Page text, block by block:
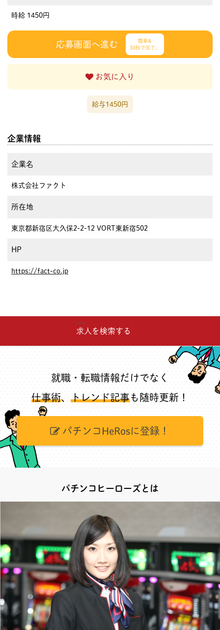
時給 1450円
応募画面へ進む
簡単&
30秒で完了♩
お気に入り
給与1450円
企業情報
企業名
株式会社ファクト
所在地
東京都新宿区大久保2-2-12 VORT東新宿502
HP
https://fact-co.jp
求人を検索する
就職・転職情報だけでなく
仕事術、 トレンド記事も随時更新！
パチンコHeRosに登録！
パチンコヒーローズとは